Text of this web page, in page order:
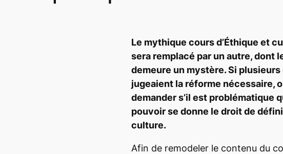
Le mythique cours d’Éthique et
sera remplacé par un autre, dont
demeure un mystère. Si
jugeaient la réforme nécessaire,
demander s’il est problématique
pouvoir se donne le droit de
culture.
Afin de remodeler le contenu du